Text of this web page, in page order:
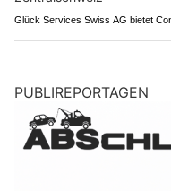
Glück Services Swiss AG bietet
PUBLIREPORTAGEN